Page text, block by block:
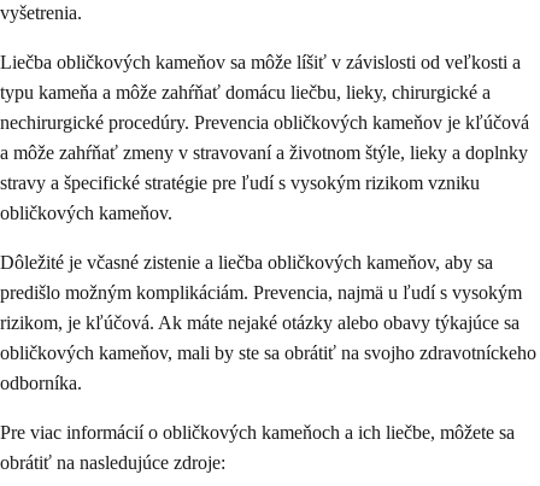
vyšetrenia.
Liečba obličkových kameňov sa môže líšiť v závislosti od veľkosti a
typu kameňa a môže zahŕňať domácu liečbu, lieky, chirurgické a
nechirurgické procedúry. Prevencia obličkových kameňov je kľúčová
a môže zahŕňať zmeny v stravovaní a životnom štýle, lieky a doplnky
stravy a špecifické stratégie pre ľudí s vysokým rizikom vzniku
obličkových kameňov.
Dôležité je včasné zistenie a liečba obličkových kameňov, aby sa
predišlo možným komplikáciám. Prevencia, najmä u ľudí s vysokým
rizikom, je kľúčová. Ak máte nejaké otázky alebo obavy týkajúce sa
obličkových kameňov, mali by ste sa obrátiť na svojho zdravotníckeho
odborníka.
Pre viac informácií o obličkových kameňoch a ich liečbe, môžete sa
obrátiť na nasledujúce zdroje: